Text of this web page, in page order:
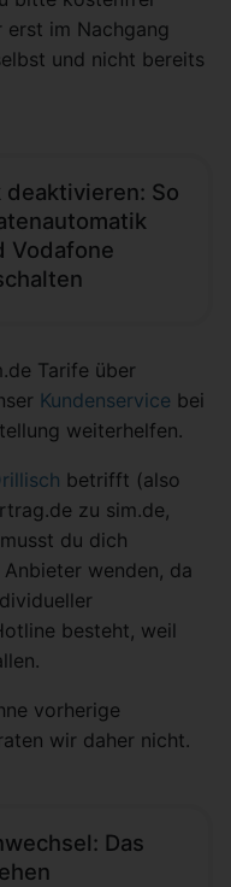
erst im Nachgang
und nicht bereits
So
Vodafone
Tarife über
Kundenservice bei
weiterhelfen.
betrifft (also
zu sim.de,
du dich
wenden, da
besteht, weil
vorherige
wir daher nicht.
Das